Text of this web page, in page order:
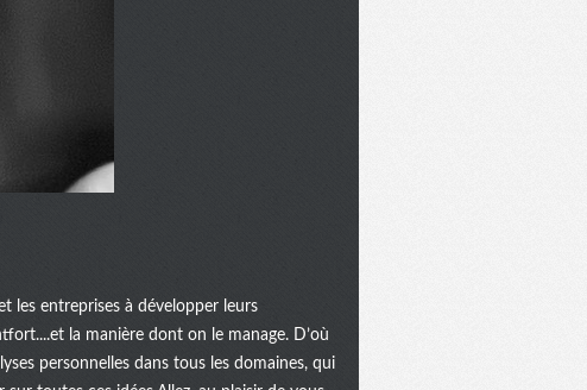
les entreprises à développer leurs
la manière dont on le manage. D’où
personnelles dans tous les domaines, qui